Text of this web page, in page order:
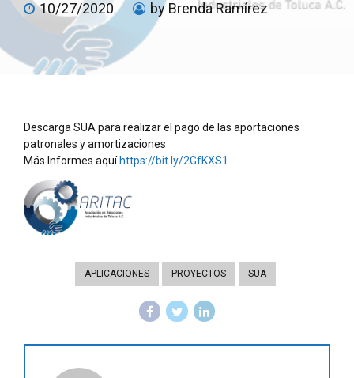
10/27/2020 by Brenda Ramírez
Descarga SUA para realizar el pago de las aportaciones
patronales y amortizaciones
Más Informes aquí https://bit.ly/2GfKXS1
APLICACIONES PROYECTOS SUA